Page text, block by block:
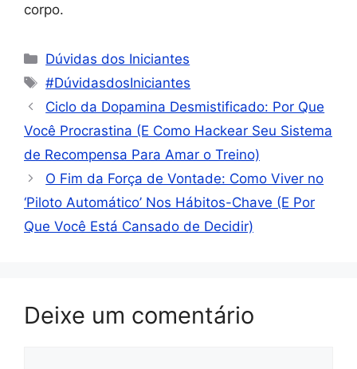
corpo.
Dúvidas dos Iniciantes
#DúvidasdosIniciantes
Ciclo da Dopamina Desmistificado: Por Que
Você Procrastina (E Como Hackear Seu Sistema
de Recompensa Para Amar o Treino)
O Fim da Força de Vontade: Como Viver no
‘Piloto Automático’ Nos Hábitos-Chave (E Por
Que Você Está Cansado de Decidir)
Deixe um comentário